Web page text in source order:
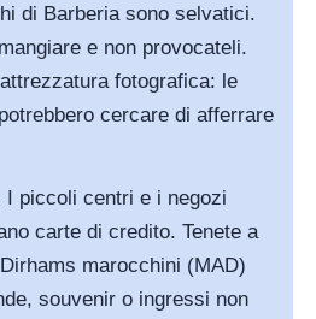
di Barberia sono selvatici.
e non provocateli.
fotografica: le
cercare di afferrare
I piccoli centri e i negozi
carte di credito. Tenete a
marocchini (MAD)
souvenir o ingressi non